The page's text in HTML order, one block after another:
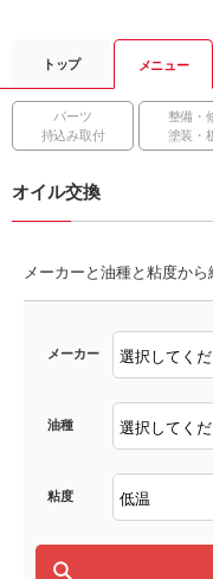
トップ メニュー
パーツ
持込み取付
整備・
塗装・
オイル交換
メーカーと油種と粘度から
メーカー
油種
粘度